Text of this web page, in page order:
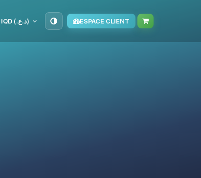
IQD (د.ع.‏) ESPACE CLIENT